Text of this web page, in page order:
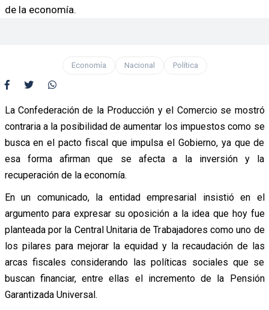
de la economía.
Economía Nacional Política
La Confederación de la Producción y el Comercio se mostró
contraria a la posibilidad de aumentar los impuestos como se
busca en el pacto fiscal que impulsa el Gobierno, ya que de
esa forma afirman que se afecta a la inversión y la
recuperación de la economía.
En un comunicado, la entidad empresarial insistió en el
argumento para expresar su oposición a la idea que hoy fue
planteada por la Central Unitaria de Trabajadores como uno de
los pilares para mejorar la equidad y la recaudación de las
arcas fiscales considerando las políticas sociales que se
buscan financiar, entre ellas el incremento de la Pensión
Garantizada Universal.